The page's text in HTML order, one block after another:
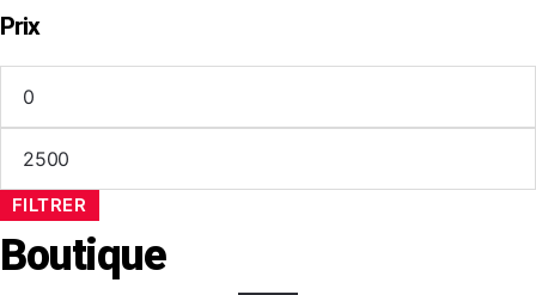
Prix
Prix
min
Prix
max
FILTRER
Boutique